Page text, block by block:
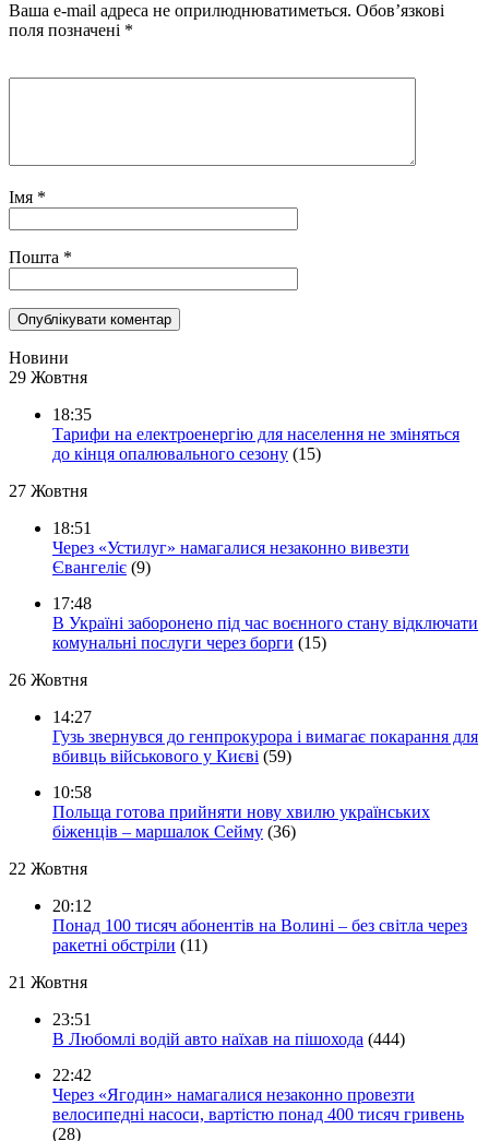
Ваша e-mail адреса не оприлюднюватиметься. Обов’язкові
поля позначені *
Імя *
Пошта *
Новини
29 Жовтня
18:35
Тарифи на електроенергію для населення не зміняться
до кінця опалювального сезону (15)
27 Жовтня
18:51
Через «Устилуг» намагалися незаконно вивезти
Євангеліє (9)
17:48
В Україні заборонено під час воєнного стану відключати
комунальні послуги через борги (15)
26 Жовтня
14:27
Гузь звернувся до генпрокурора і вимагає покарання для
вбивць військового у Києві (59)
10:58
Польща готова прийняти нову хвилю українських
біженців – маршалок Сейму (36)
22 Жовтня
20:12
Понад 100 тисяч абонентів на Волині – без світла через
ракетні обстріли (11)
21 Жовтня
23:51
В Любомлі водій авто наїхав на пішохода (444)
22:42
Через «Ягодин» намагалися незаконно провезти
велосипедні насоси, вартістю понад 400 тисяч гривень
(28)